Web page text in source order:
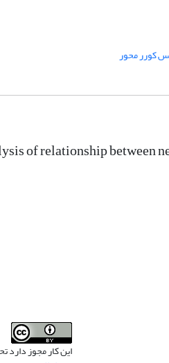
کورر محور
of relationship between
این کار مجوز دارد